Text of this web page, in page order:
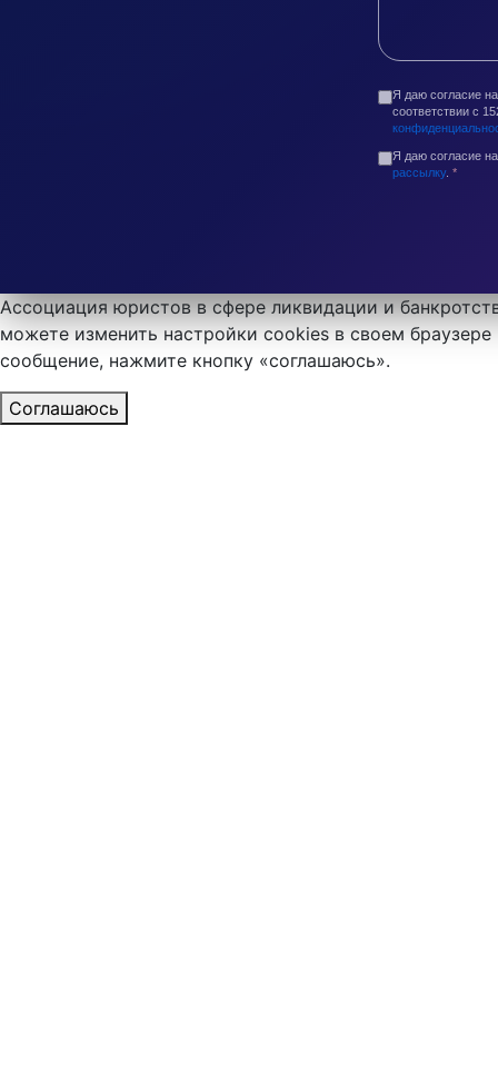
Я даю согласие
соответствии с
Я даю согласие
рассылку. *
Ассоциация юристов в сфере ликвидации и
можете изменить настройки cookies в своем
сообщение, нажмите кнопку «соглашаюсь».
Соглашаюсь